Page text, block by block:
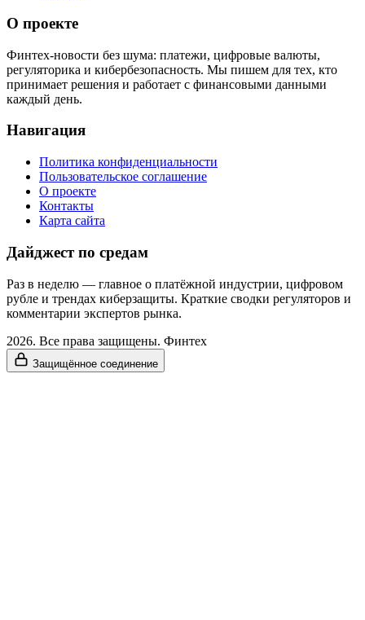
О проекте
Финтех-новости без шума: платежи, цифровые валюты,
регуляторика и кибербезопасность. Мы пишем для тех, кто
принимает решения и работает с финансовыми данными
каждый день.
Навигация
Политика конфиденциальности
Пользовательское соглашение
О проекте
Контакты
Карта сайта
Дайджест по средам
Раз в неделю — главное о платёжной индустрии, цифровом
рубле и трендах киберзащиты. Краткие сводки регуляторов и
комментарии экспертов рынка.
2026. Все права защищены. Финтех
Защищённое соединение